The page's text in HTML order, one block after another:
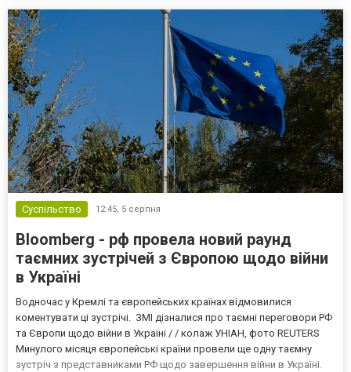
Суспільство 12:45, 5 серпня
Bloomberg - рф провела новий раунд
таємних зустрічей з Європою щодо війни
в Україні
Водночас у Кремлі та європейських країнах відмовилися
коментувати ці зустрічі. ЗМІ дізналися про таємні переговори РФ
та Європи щодо війни в Україні / / колаж УНІАН, фото REUTERS
Минулого місяця європейські країни провели ще одну таємну
зустріч з представниками РФ щодо завершення війни в Україні.